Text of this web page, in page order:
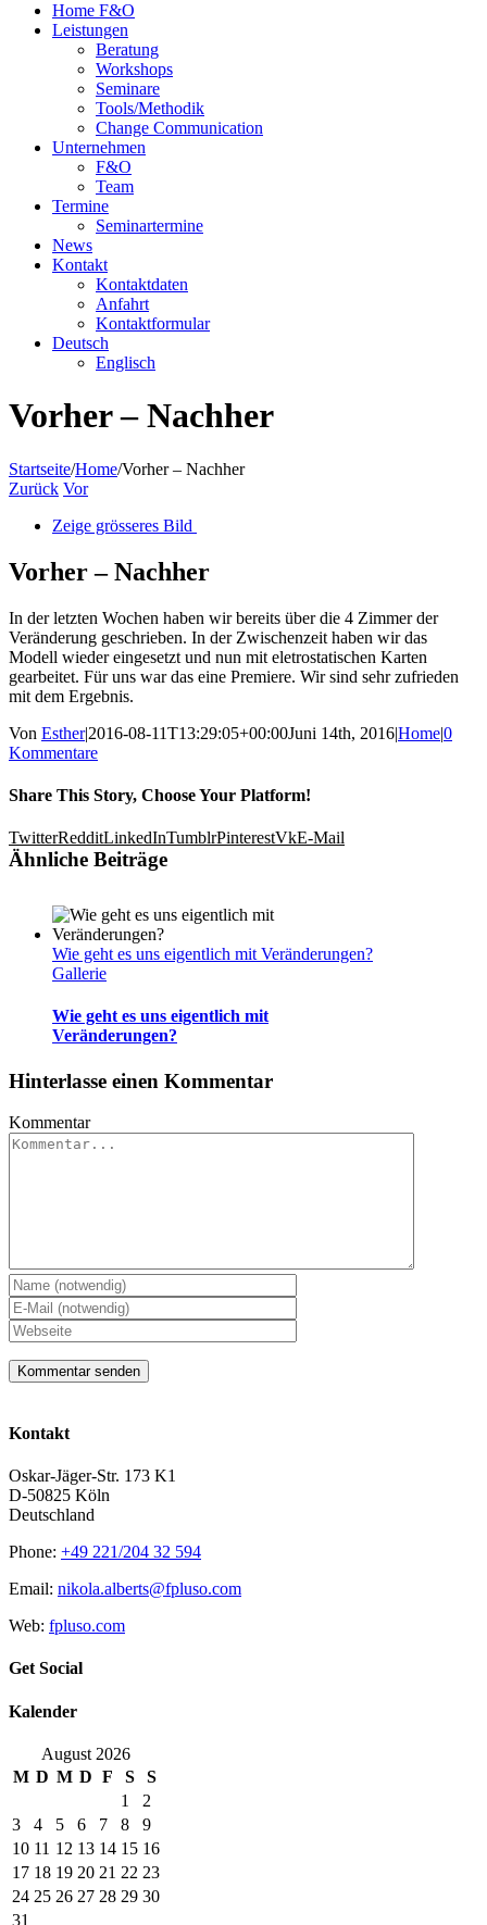
Home F&O
Leistungen
Beratung
Workshops
Seminare
Tools/Methodik
Change Communication
Unternehmen
F&O
Team
Termine
Seminartermine
News
Kontakt
Kontaktdaten
Anfahrt
Kontaktformular
Deutsch
Englisch
Vorher – Nachher
Startseite/Home/Vorher – Nachher
Zurück Vor
Zeige grösseres Bild
Vorher – Nachher
In der letzten Wochen haben wir bereits über die 4 Zimmer der
Veränderung geschrieben. In der Zwischenzeit haben wir das
Modell wieder eingesetzt und nun mit eletrostatischen Karten
gearbeitet. Für uns war das eine Premiere. Wir sind sehr zufrieden
mit dem Ergebnis.
Von Esther|2016-08-11T13:29:05+00:00Juni 14th, 2016|Home|0
Kommentare
Share This Story, Choose Your Platform!
TwitterRedditLinkedInTumblrPinterestVkE-Mail
Ähnliche Beiträge
Wie geht es uns eigentlich mit Veränderungen?
Gallerie
Wie geht es uns eigentlich mit
Veränderungen?
Hinterlasse einen Kommentar
Kommentar
Kontakt
Oskar-Jäger-Str. 173 K1
D-50825 Köln
Deutschland
Phone: +49 221/204 32 594
Email: nikola.alberts@fpluso.com
Web: fpluso.com
Get Social
Kalender
August 2026
M D M D F S
S
1
2
3
4 5 6 7 8
9
10 11 12 13 14 15 16
17 18 19 20 21 22 23
24 25 26 27 28 29 30
31